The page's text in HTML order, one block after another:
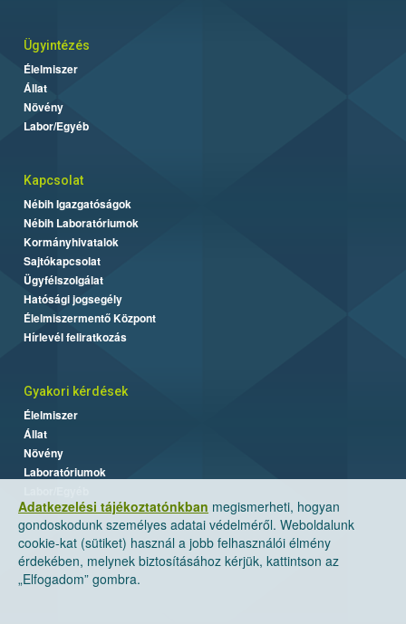
Adatkezelési tájékoztatónkban megismerheti, hogyan
gondoskodunk személyes adatai védelméről. Weboldalunk
cookie-kat (sütiket) használ a jobb felhasználói élmény
érdekében, melynek biztosításához kérjük, kattintson az
„Elfogadom” gombra.
Ügyintézés
Élelmiszer
Állat
Növény
Labor/Egyéb
Kapcsolat
Nébih Igazgatóságok
Nébih Laboratóriumok
Kormányhivatalok
Sajtókapcsolat
Ügyfélszolgálat
Hatósági jogsegély
Élelmiszermentő Központ
Hírlevél feliratkozás
Gyakori kérdések
Élelmiszer
Állat
Növény
Laboratóriumok